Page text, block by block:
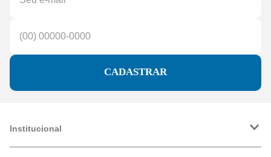
CADASTRAR
Institucional